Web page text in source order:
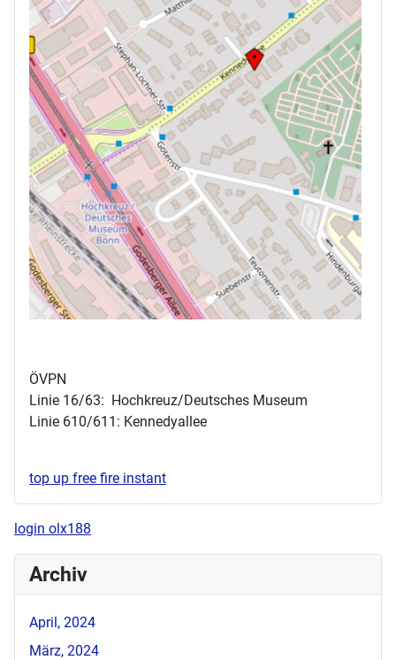
ÖVPN
Linie 16/63: Hochkreuz/Deutsches Museum
Linie 610/611: Kennedyallee
top up free fire instant
login olx188
Archiv
April, 2024
März, 2024